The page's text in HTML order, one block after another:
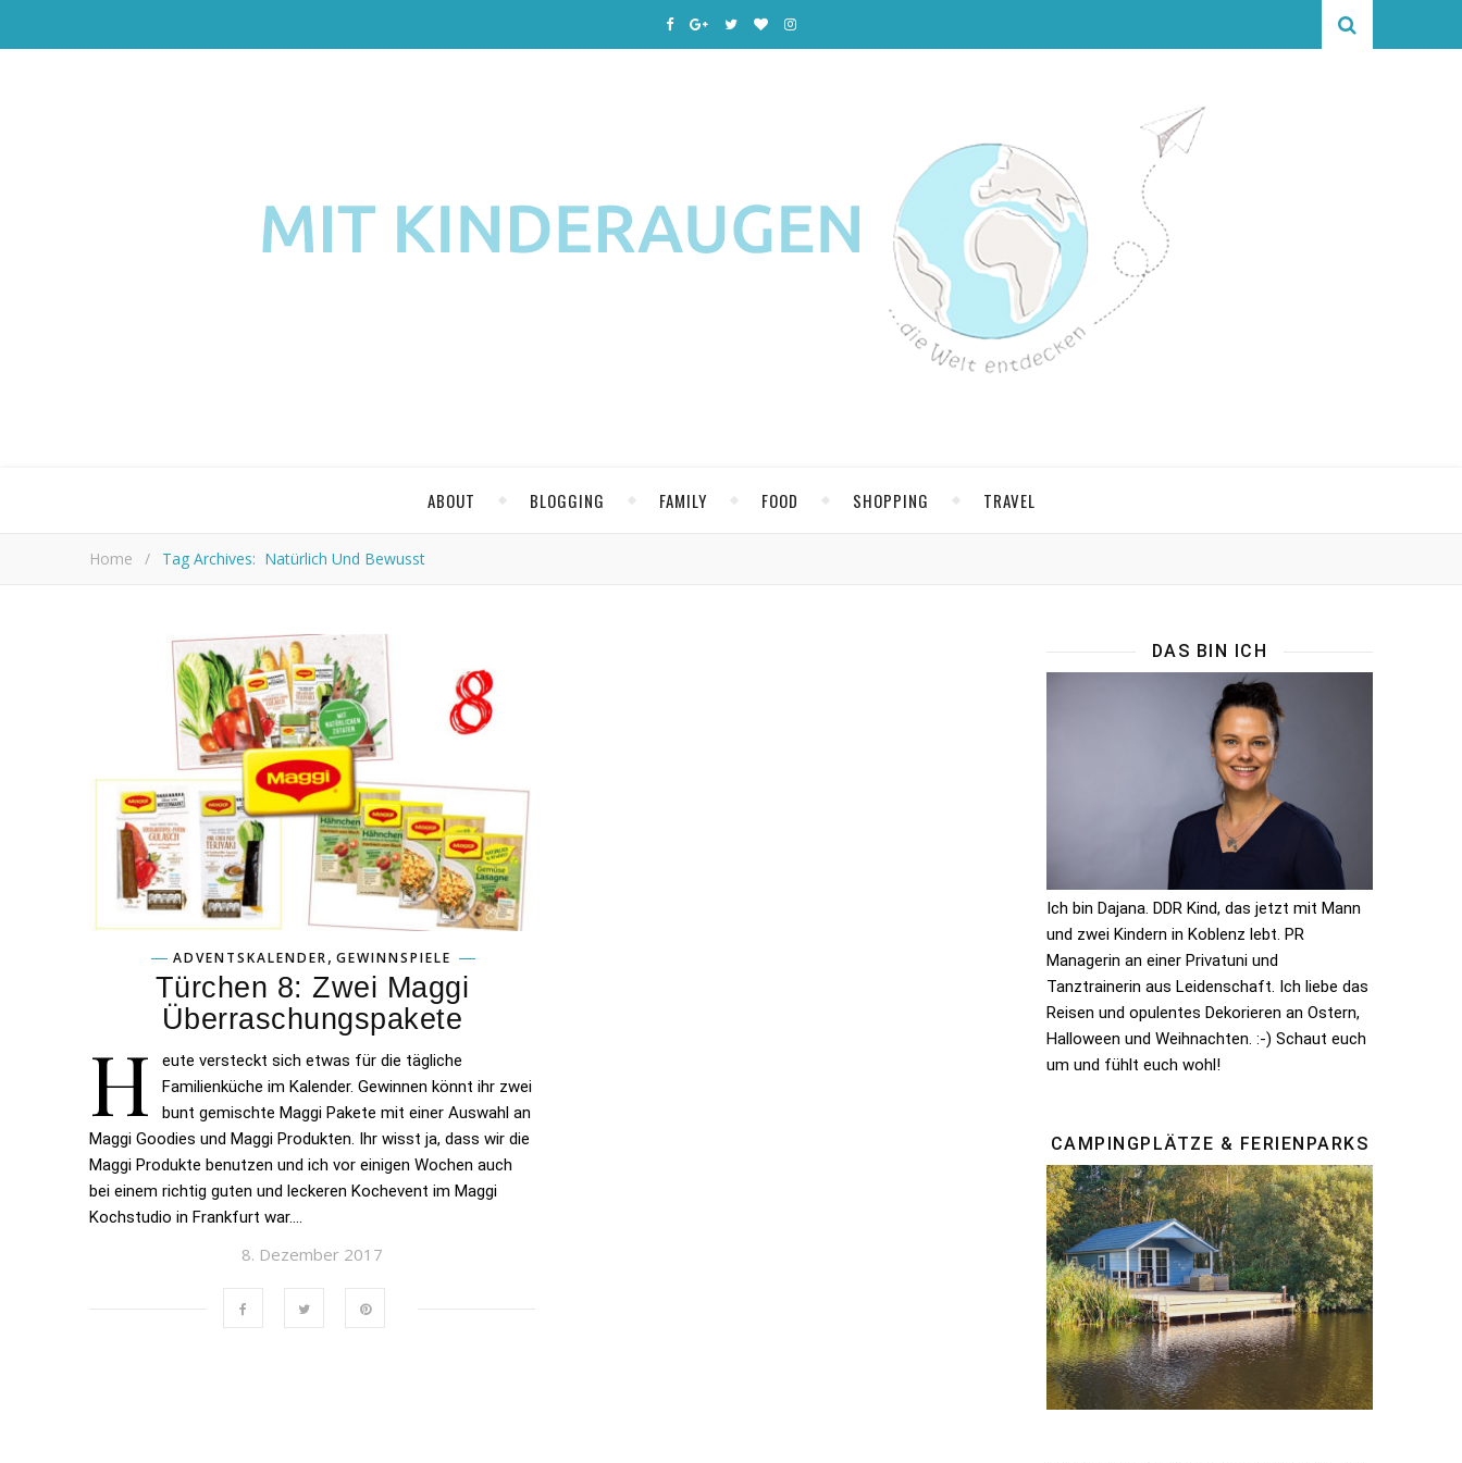
ABOUT BLOGGING FAMILY FOOD SHOPPING TRAVEL
Home / Tag Archives: Natürlich Und Bewusst
ADVENTSKALENDER, GEWINNSPIELE
Türchen 8: Zwei Maggi
Überraschungspakete
H
eute versteckt sich etwas für die tägliche
Familienküche im Kalender. Gewinnen könnt ihr zwei
bunt gemischte Maggi Pakete mit einer Auswahl an
Maggi Goodies und Maggi Produkten. Ihr wisst ja, dass wir die
Maggi Produkte benutzen und ich vor einigen Wochen auch
bei einem richtig guten und leckeren Kochevent im Maggi
Kochstudio in Frankfurt war….
8. Dezember 2017
DAS BIN ICH
Ich bin Dajana. DDR Kind, das jetzt mit Mann
und zwei Kindern in Koblenz lebt. PR
Managerin an einer Privatuni und
Tanztrainerin aus Leidenschaft. Ich liebe das
Reisen und opulentes Dekorieren an Ostern,
Halloween und Weihnachten. :-) Schaut euch
um und fühlt euch wohl!
CAMPINGPLÄTZE & FERIENPARKS